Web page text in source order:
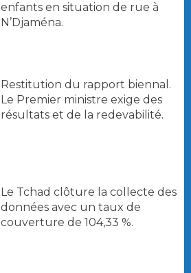
enfants en situation de rue à
N’Djaména.
Restitution du rapport biennal.
Le Premier ministre exige des
résultats et de la redevabilité.
Le Tchad clôture la collecte des
données avec un taux de
couverture de 104,33 %.